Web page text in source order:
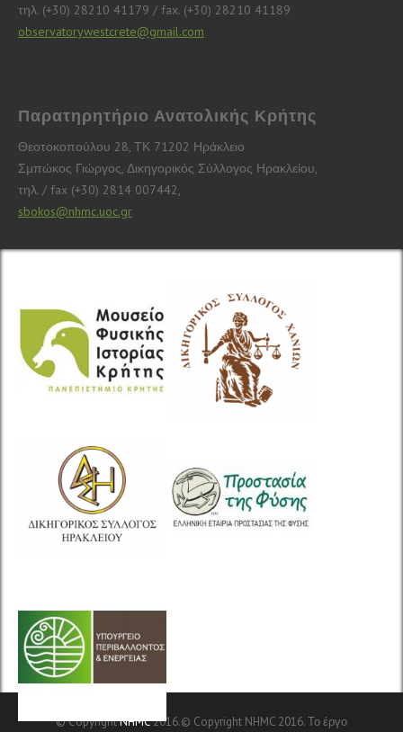
© CopyrightNHMC2016.© Copyright NHMC 2016. Το έργο
τηλ. (+30) 28210 41179 / fax. (+30) 28210 41189
observatorywestcrete@gmail.com
Παρατηρητήριο Ανατολικής Κρήτης
Θεοτοκοπούλου 28, ΤΚ 71202 Ηράκλειο
Σμπώκος Γιώργος, Δικηγορικός Σύλλογος Ηρακλείου,
τηλ. / fax (+30) 2814 007442,
sbokos@nhmc.uoc.gr